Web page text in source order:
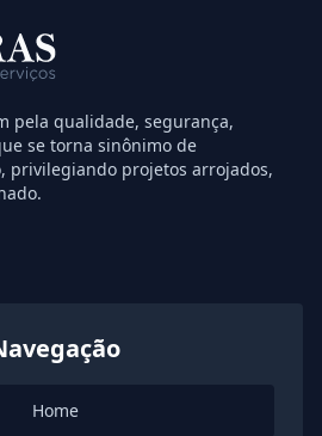
pela qualidade, segurança,
se torna sinônimo de
privilegiando projetos arrojados,
Home